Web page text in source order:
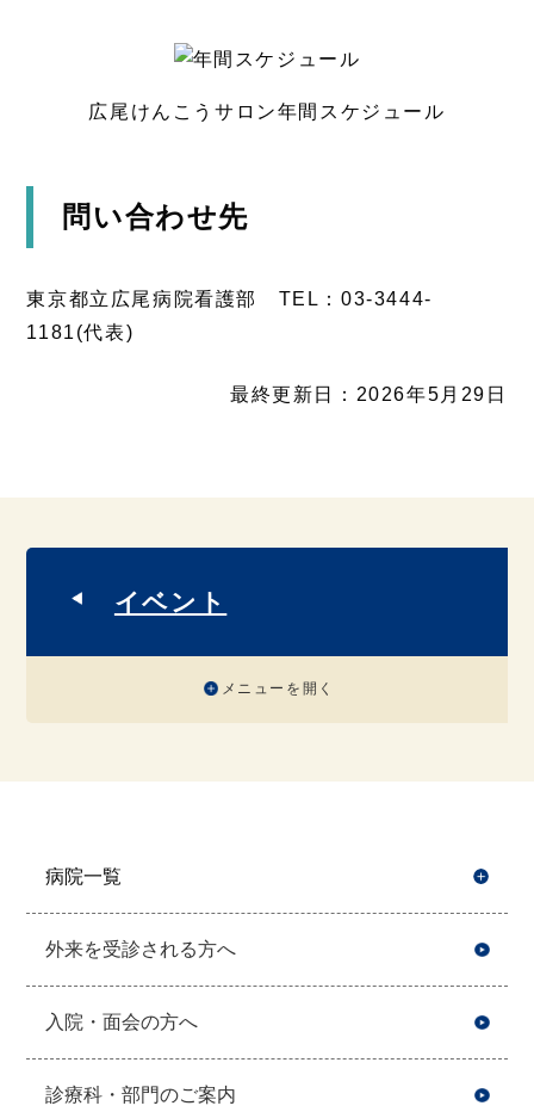
広尾けんこうサロン年間スケジュール
問い合わせ先
東京都立広尾病院看護部 TEL：03-3444-
1181(代表)
最終更新日：2026年5月29日
イベント
メニューを開く
病院一覧
外来を受診される方へ
入院・面会の方へ
診療科・部門のご案内